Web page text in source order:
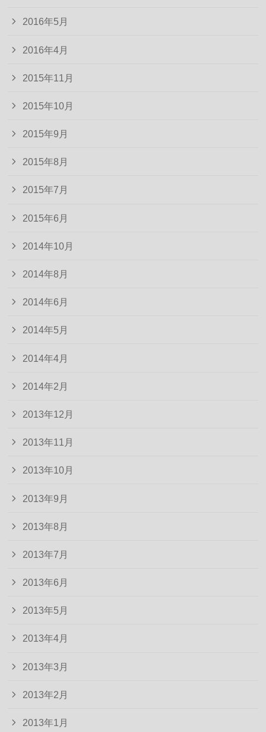
2016年5月
2016年4月
2015年11月
2015年10月
2015年9月
2015年8月
2015年7月
2015年6月
2014年10月
2014年8月
2014年6月
2014年5月
2014年4月
2014年2月
2013年12月
2013年11月
2013年10月
2013年9月
2013年8月
2013年7月
2013年6月
2013年5月
2013年4月
2013年3月
2013年2月
2013年1月